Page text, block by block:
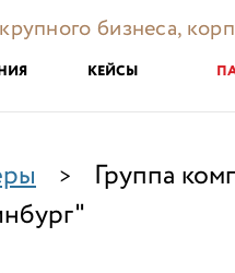
бизнеса,
КЕЙСЫ
>
Группа